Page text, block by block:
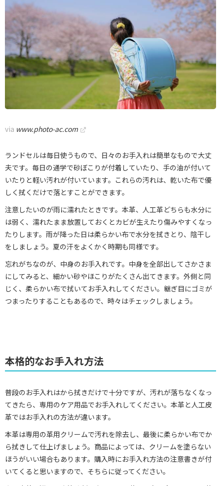
via www.photo-ac.com
ランドセルは毎日使うもので、日々のお手入れは簡単なもので大丈
夫です。毎日の通学で砂ぼこりが付着していたり、手の油が付いて
いたりと軽い汚れが付いています。これらの汚れは、乾いた布で優
しく拭くだけで落とすことができます。
注意したいのが雨に濡れたときです。本革、人工革どちらも水分に
は弱く、濡れたまま放置しておくとカビが生えたり傷みやすくなっ
たりします。雨が降った日は柔らかい布で水分を拭きとり、陰干し
をしましょう。夏の汗をよくかく時期も同様です。
忘れがちなのが、中身のお手入れです。中身を全部出してさかさま
にしてみると、細かい砂やほこりがたくさん出てきます。外側と同
じく、柔らかい布で拭いてお手入れしてください。継ぎ目にゴミが
つまったりすることもあるので、時々はチェックしましょう。
本格的なお手入れ方法
普段のお手入れはから拭きだけで十分ですが、汚れが落ちなくなっ
てきたら、専用のケア用品でお手入れしてください。本革と人工皮
革ではお手入れの方法が違います。
本革は専用の革用クリームで汚れを除去し、最後に柔らかい布でか
ら拭きして仕上げましょう。商品によっては、クリームを塗らない
ほうがいい場合もあります。購入時にお手入れ方法の注意書きが付
いてくると思いますので、そちらに従ってください。